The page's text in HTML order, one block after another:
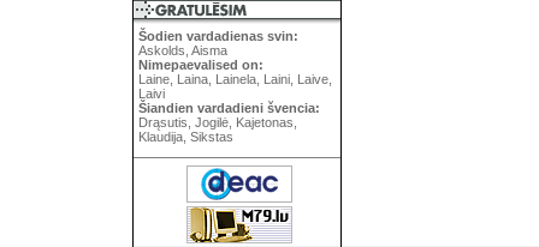
Šodien vardadienas svin:
Askolds, Aisma
Nimepaevalised on:
Laine, Laina, Lainela, Laini, Laive,
Laivi
Šiandien vardadieni švencia:
Drąsutis, Jogilė, Kajetonas,
Klaudija, Sikstas